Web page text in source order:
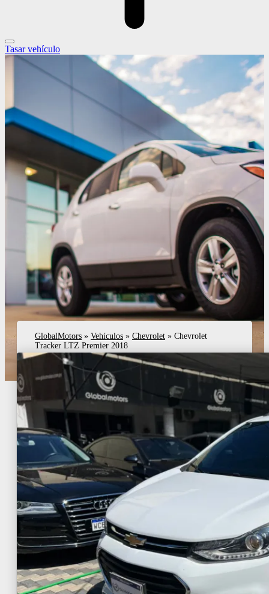
Tasar vehículo
GlobalMotors » Vehículos » Chevrolet » Chevrolet
Tracker LTZ Premier 2018